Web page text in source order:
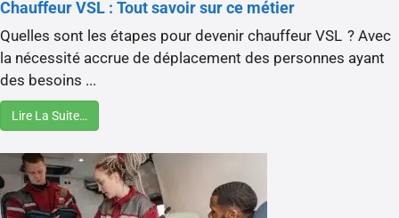
Chauffeur VSL : Tout savoir sur ce métier
Quelles sont les étapes pour devenir chauffeur VSL ? Avec
la nécessité accrue de déplacement des personnes ayant
des besoins ...
Lire La Suite…